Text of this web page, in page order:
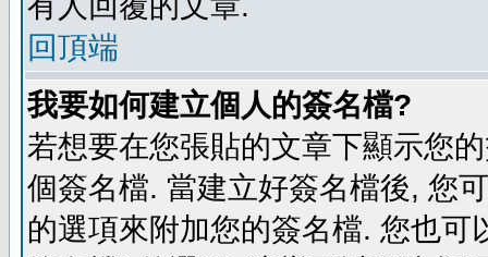
回頂端
我要如何建立個人的簽名檔?
若想要在您張貼的文章下顯示您
個簽名檔. 當建立好簽名檔後, 您
的選項來附加您的簽名檔. 您也